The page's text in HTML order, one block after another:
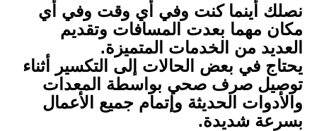
نصلك أينما كنت وفي أي وقت وفي أي
مكان مهما بعدت المسافات وتقديم
العديد من الخدمات المتميزة.
يحتاج في بعض الحالات إلى التكسير أثناء
توصيل صرف صحي بواسطة المعدات
والأدوات الحديثة وإتمام جميع الأعمال
بسرعة شديدة.